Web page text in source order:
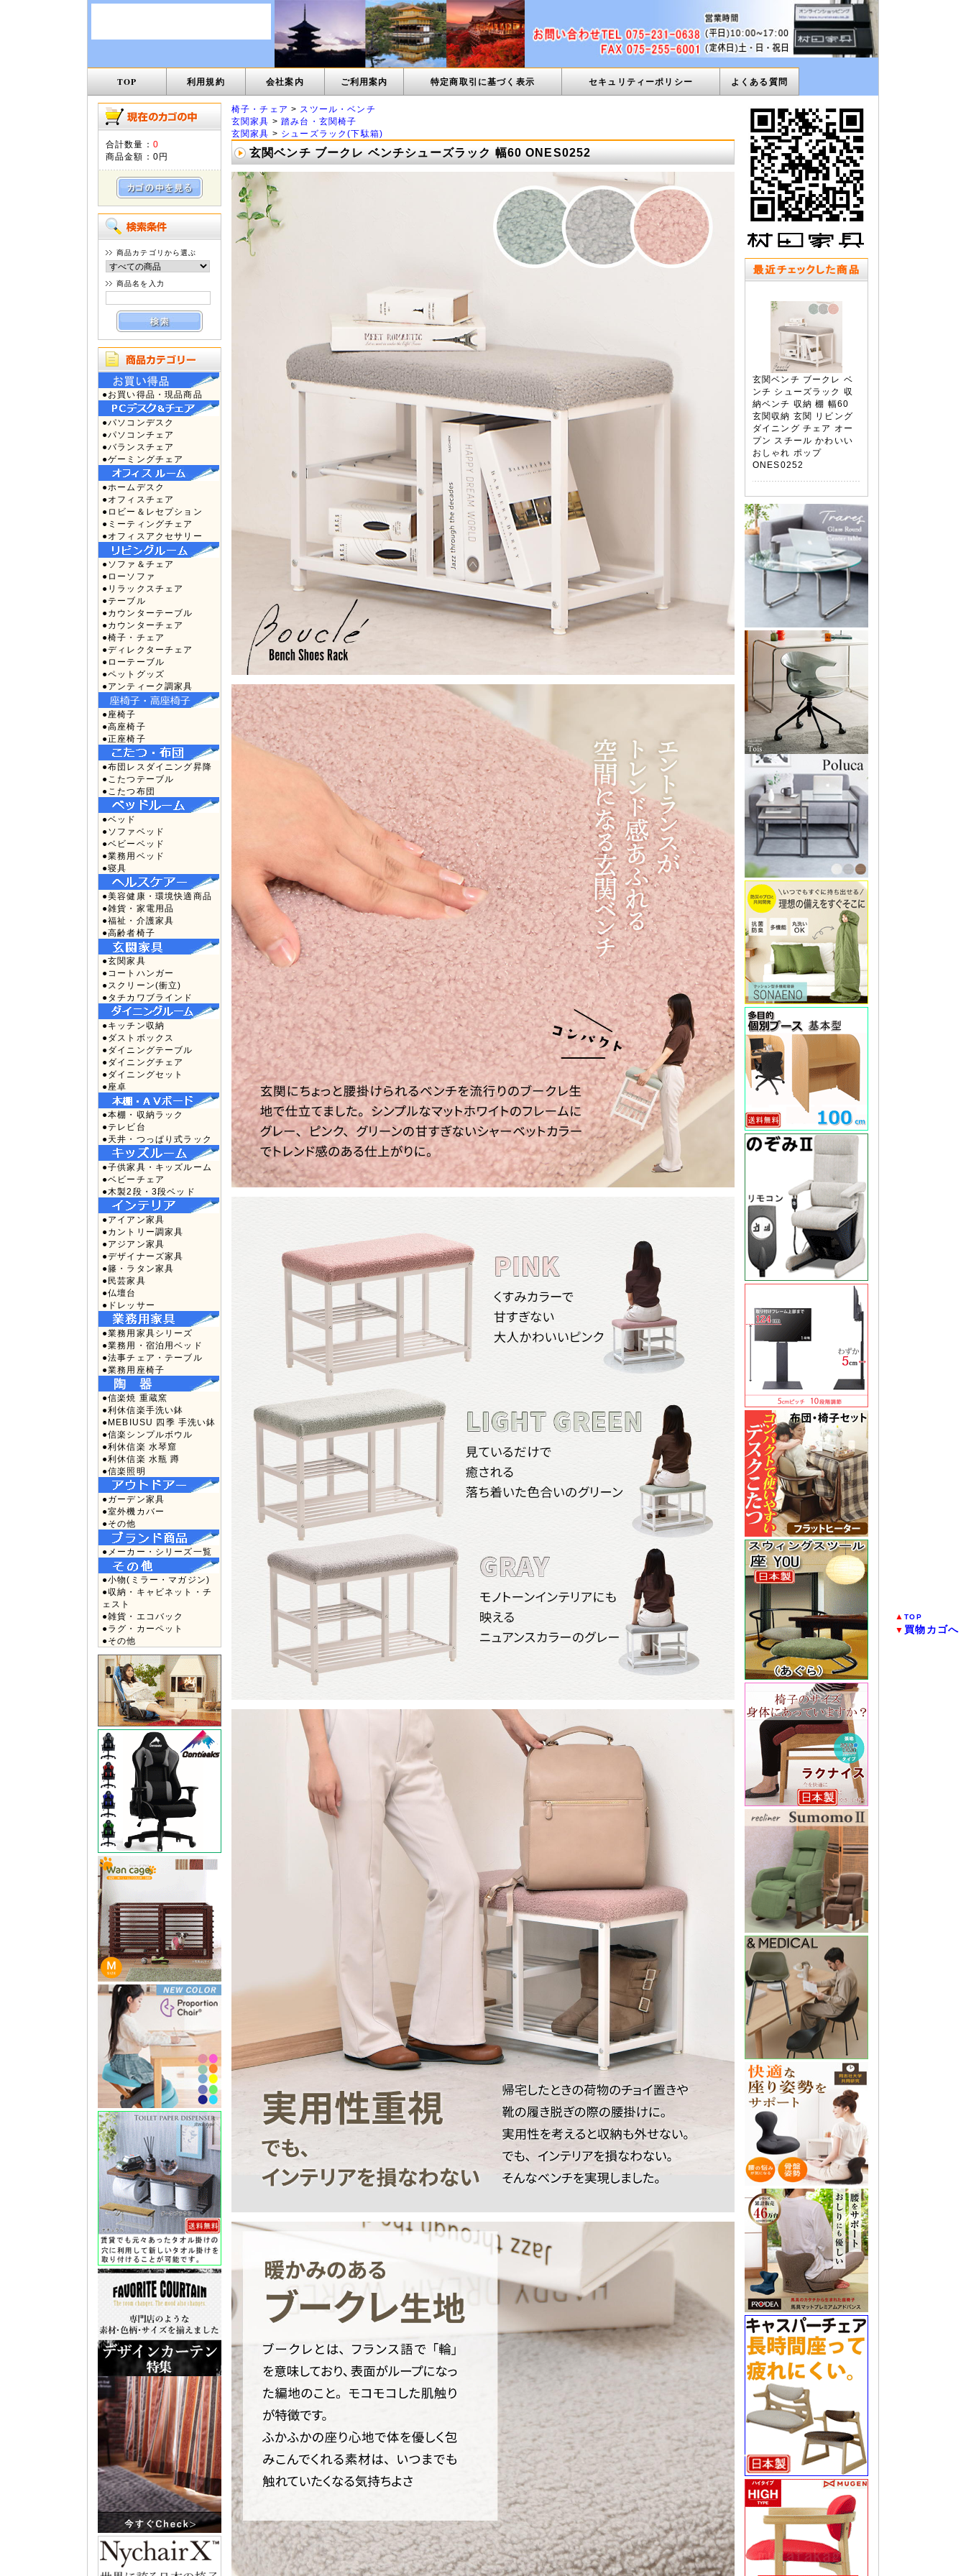
TOP 利用規約 会社案内 ご利用案内 特定商取引に基づく表示 セキュリティーポリシー よくある質問
合計数量： 0
商品金額： 0円
商品カテゴリから選ぶ
商品名を入力
●お買い得品・現品商品
●パソコンデスク
●パソコンチェア
●バランスチェア
●ゲーミングチェア
●ホームデスク
●オフィスチェア
●ロビー＆レセプション
●ミーティングチェア
●オフィスアクセサリー
●ソファ＆チェア
●ローソファ
●リラックスチェア
●テーブル
●カウンターテーブル
●カウンターチェア
●椅子・チェア
●ディレクターチェア
●ローテーブル
●ペットグッズ
●アンティーク調家具
●座椅子
●高座椅子
●正座椅子
●布団レスダイニング昇降
●こたつテーブル
●こたつ布団
●ベッド
●ソファベッド
●ベビーベッド
●業務用ベッド
●寝具
●美容健康・環境快適商品
●雑貨・家電用品
●福祉・介護家具
●高齢者椅子
●玄関家具
●コートハンガー
●スクリーン(衝立)
●タチカワブラインド
●キッチン収納
●ダストボックス
●ダイニングテーブル
●ダイニングチェア
●ダイニングセット
●座卓
●本棚・収納ラック
●テレビ台
●天井・つっぱり式ラック
●子供家具・キッズルーム
●ベビーチェア
●木製2段・3段ベッド
●アイアン家具
●カントリー調家具
●アジアン家具
●デザイナーズ家具
●籐・ラタン家具
●民芸家具
●仏壇台
●ドレッサー
●業務用家具シリーズ
●業務用・宿泊用ベッド
●法事チェア・テーブル
●業務用座椅子
●信楽焼 重蔵窯
●利休信楽手洗い鉢
●MEBIUSU 四季 手洗い鉢
●信楽シンプルボウル
●利休信楽 水琴窟
●利休信楽 水瓶 蹲
●信楽照明
●ガーデン家具
●室外機カバー
●その他
●メーカー・シリーズ一覧
●小物(ミラー・マガジン)
●収納・キャビネット・チ
ェスト
●雑貨・エコバック
●ラグ・カーペット
●その他
椅子・チェア > スツール・ベンチ
玄関家具 >踏み台・玄関椅子
玄関家具 > シューズラック(下駄箱)
玄関ベンチ ブークレ ベンチシューズラック 幅60 ONES0252
玄関ベンチ ブークレ ベ
ンチ シューズラック 収
納ベンチ 収納 棚 幅60
玄関収納 玄関 リビング
ダイニング チェア オー
プン スチール かわいい
おしゃれ ポップ
ONES0252
▲TOP
▼ 買物カゴへ